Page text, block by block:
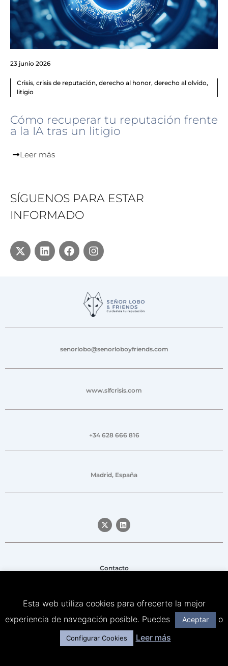
23 junio 2026
Crisis, crisis de reputación, derecho al honor, derecho al olvido,
litigio
Cómo recuperar tu reputación frente
a la IA tras un litigio
Leer más
SÍGUENOS PARA ESTAR
INFORMADO
senorlobo@senorloboyfriends.com
www.slfcrisis.com
+34 628 666 816
Madrid, España
Contacto
Política de privacidad
Política de Cookies
Esta web utiliza cookies para ofrecerte la mejor
experiencia de navegación posible. Puedes
Aceptar o
Configurar Cookies Leer más